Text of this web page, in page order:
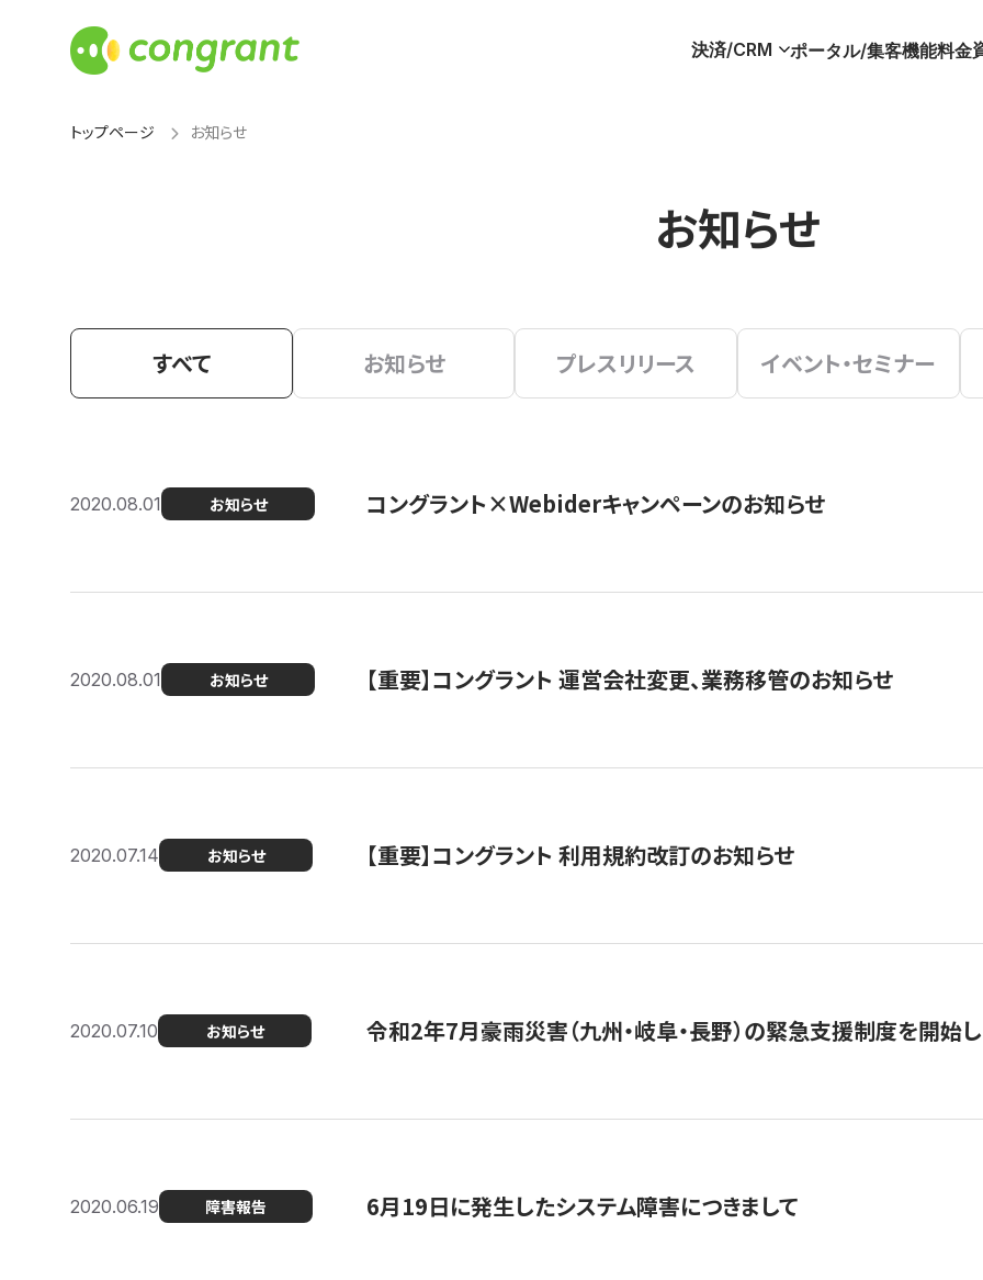
決済/CRM ポータル/集客機能料金
トップページ お知らせ
お知らせ
すべて お知らせ プレスリリース イベント・セミナー
2020.08.01 お知らせ コングラント×Webiderキャンペーンのお知らせ
2020.08.01 お知らせ 【重要】コングラント 運営会社変更、業務移管のお知らせ
2020.07.14 お知らせ 【重要】コングラント 利用規約改訂のお知らせ
2020.07.10 お知らせ 令和2年7月豪雨災害（九州・岐阜・長野）の緊急支援制度を開始
2020.06.19 障害報告 6月19日に発生したシステム障害につきまして